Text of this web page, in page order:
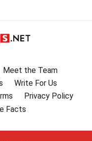
Meet the Team
Write For Us
Privacy Policy
Facts